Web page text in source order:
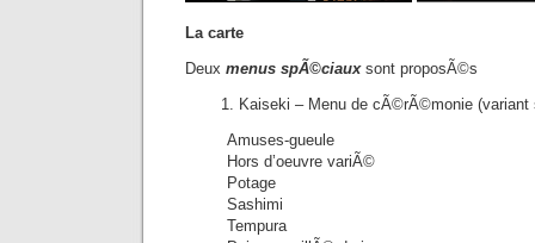
La carte
Deux menus spÃ©ciauxsont proposÃ©s
Kaiseki – Menu de cÃ©rÃ©monie (variant
Amuses-gueule
Hors d’oeuvre variÃ©
Potage
Sashimi
Tempura